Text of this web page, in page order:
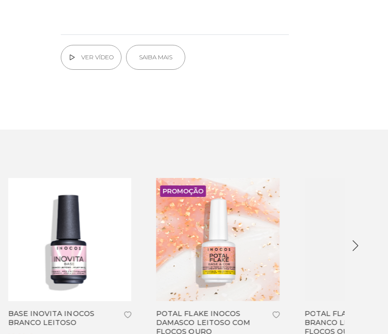
VER VÍDEO SAIBA MAIS
POTAL FLAKE INOCOS
DAMASCO LEITOSO COM
POTAL FLAKE INOCOS
BRANCO LEITOSO COM